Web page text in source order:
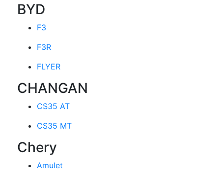
BYD
F3
F3R
FLYER
CHANGAN
CS35 AT
CS35 MT
Chery
Amulet